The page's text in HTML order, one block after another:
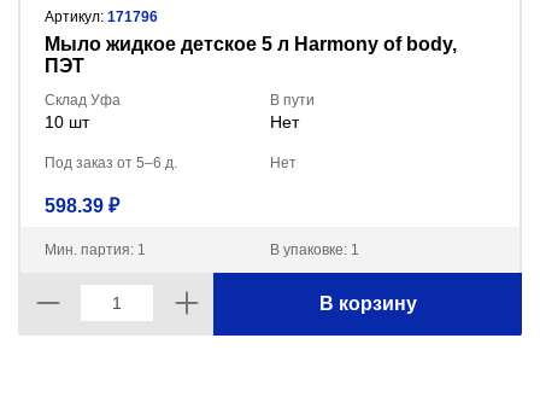
Артикул: 171796
Мыло жидкое детское 5 л Harmony of body,
ПЭТ
Склад Уфа
10 шт
В пути
Нет
Под заказ от 5–6 д. Нет
598.39 ₽
Мин. партия: 1 В упаковке: 1
В корзину